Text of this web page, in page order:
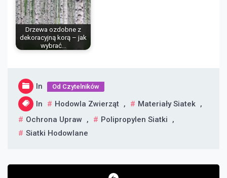
Drzewa ozdobne z
dekoracyjną korą – jak
wybrać…
In Od Czytelników
In Hodowla Zwierząt , Materiały Siatek ,
Ochrona Upraw , Polipropylen Siatki
,
Siatki Hodowlane
Nawigacja